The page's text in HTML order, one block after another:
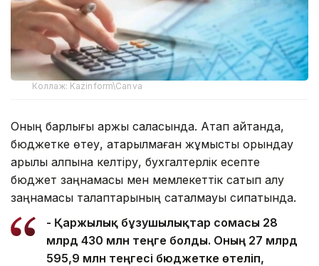
Коллаж: Kazinform\Canva
Оның барлығы қаржы саласында. Атап айтқанда,
бюджетке өтеу, атқарылмаған жұмысты орындау
арқылы қалпына келтіру, бухгалтерлік есепте
бюджет заңнамасы мен мемлекеттік сатып алу
заңнамасы талаптарының сақталмауы сипатында.
- Қаржылық бұзушылықтар сомасы 28
млрд 430 млн теңге болды. Оның 27 млрд
595,9 млн теңгесі бюджетке өтеліп,